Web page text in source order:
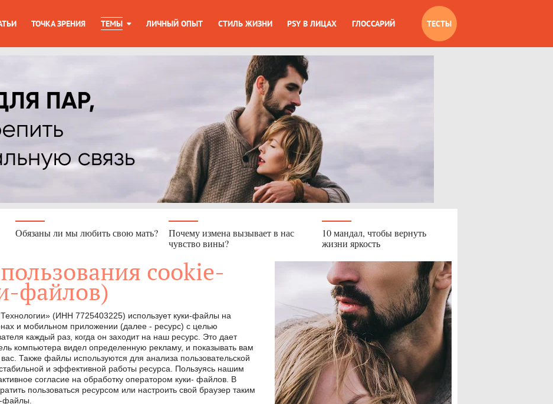
ТОЧКА ЗРЕНИЯ ТЕМЫ ЛИЧНЫЙ ОПЫТ СТИЛЬ ЖИЗНИ PSY В ЛИЦАХ ГЛОССАРИЙ ТЕСТЫ
Обязаны ли мы любить свою мать?
Почему измена вызывает в нас
чувство вины?
10 мандал, чтобы вернуть
жизни яркость
cookie-
файлов)
(ИНН 7725403225) использует куки-файлы на
и мобильном приложении (далее - ресурс) с целью
каждый раз, когда он заходит на наш ресурс. Это дает
компьютера видел определенную рекламу, и показывать вам
Также файлы используются для анализа пользовательской
и эффективной работы ресурса. Пользуясь нашим
согласие на обработку оператором куки- файлов. В
пользоваться ресурсом или настроить свой браузер таким
файлы.